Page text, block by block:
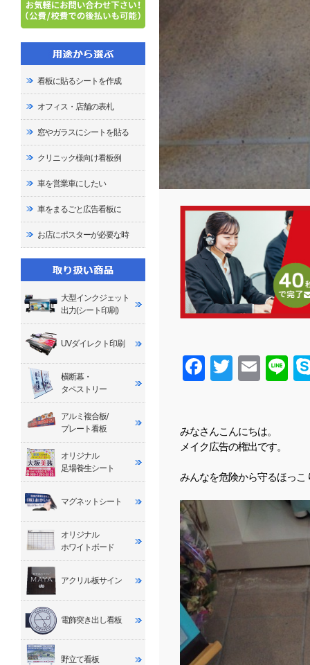
FacebookTwitter Email Line
みなさんこんにちは。
メイク広告の権出です。
みんなを危険から守るほっ
看板に貼るシートを作成
オフィス・店舗の表札
窓やガラスにシートを貼る
クリニック様向け看板例
車を営業車にしたい
車をまるごと広告看板に
お店にポスターが必要な時
大型インクジェット
出力(シート印刷)
UVダイレクト印刷
横断幕・
タペストリー
アルミ複合板/
プレート看板
オリジナル
足場養生シート
マグネットシート
オリジナル
ホワイトボード
アクリル板サイン
電飾突き出し看板
野立て看板